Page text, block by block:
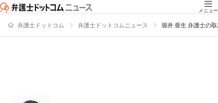
メニュー
弁護士ドットコム 弁護士ドットコムニュース 堀井 亜生 弁護士の